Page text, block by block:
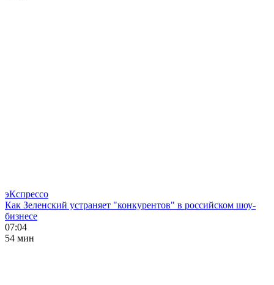
эКспрессо
Как Зеленский устраняет "конкурентов" в российском шоу-
бизнесе
07:04
54 мин